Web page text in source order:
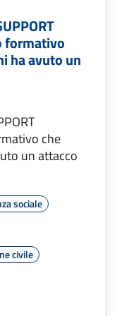
formativo
ha avuto un
che
un attacco
sociale
civile